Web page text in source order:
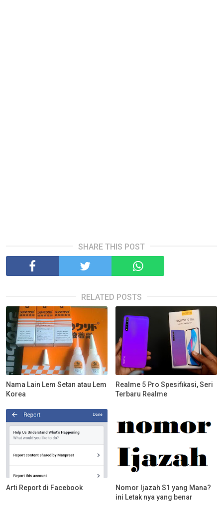
SHARE THIS POST
RELATED POSTS
Nama Lain Lem Setan atau Lem
Korea
Realme 5 Pro Spesifikasi, Seri
Terbaru Realme
Arti Report di Facebook
Nomor Ijazah S1 yang Mana?
ini Letak nya yang benar